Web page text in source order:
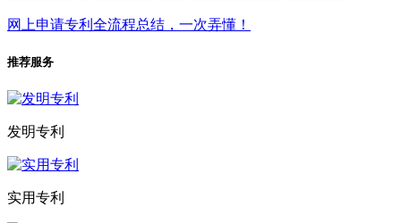
网上申请专利全流程总结，一次弄懂！
推荐服务
发明专利
实用专利